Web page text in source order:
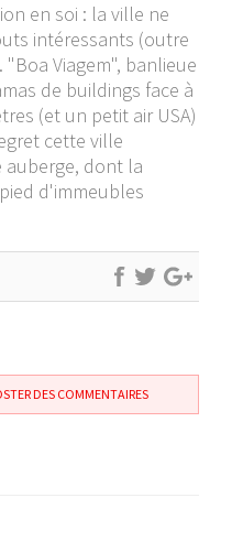
en soi : la ville ne
intéressants (outre
Viagem", banlieue
de buildings face à
(et un petit air USA)
cette ville
dont la
d'immeubles
DES COMMENTAIRES